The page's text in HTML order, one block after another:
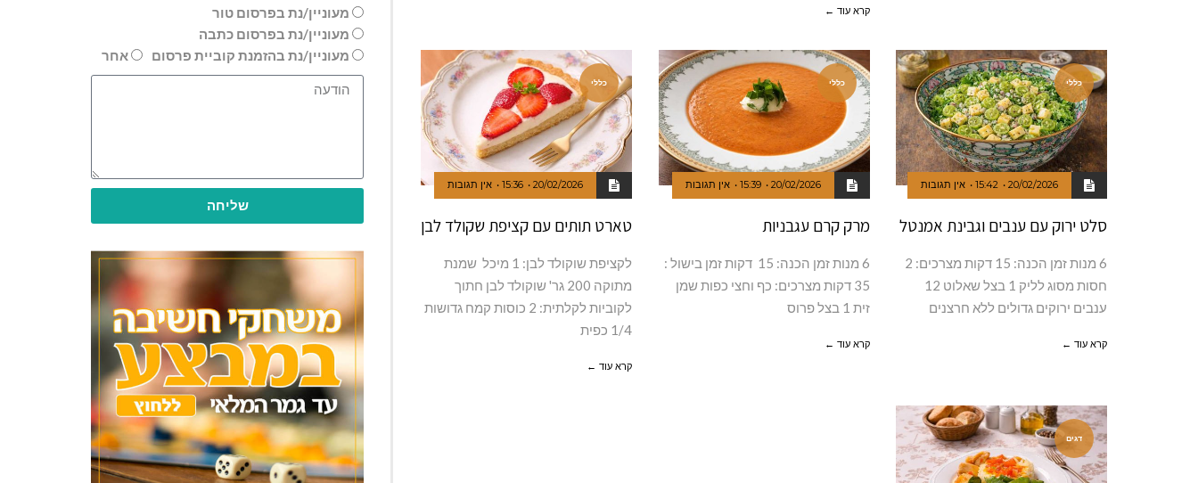
קרא עוד ←
כללי
20/02/2026
15:42 אין תגובות
סלט ירוק עם ענבים וגבינת אמנטל
6 מנות זמן הכנה: 15 דקות מצרכים: 2
חסות מסוג לליק 1 בצל שאלוט 12
ענבים ירוקים גדולים ללא חרצנים
קרא עוד ←
כללי
20/02/2026
15:39 אין תגובות
מרק קרם עגבניות
6 מנות זמן הכנה: 15 דקות זמן בישול :
35 דקות מצרכים: כף וחצי כפות שמן
זית 1 בצל פרוס
קרא עוד ←
כללי
20/02/2026
15:36 אין תגובות
טארט תותים עם קציפת שקולד לבן
לקציפת שוקולד לבן: 1 מיכל שמנת
מתוקה 200 גר' שוקולד לבן חתוך
לקוביות לקלתית: 2 כוסות קמח גדושות
1/4 כפית
קרא עוד ←
דגים
מעוניין/נת בפרסום טור
מעוניין/נת בפרסום כתבה
מעוניין/נת בהזמנת קוביית פרסום
אחר
שליחה